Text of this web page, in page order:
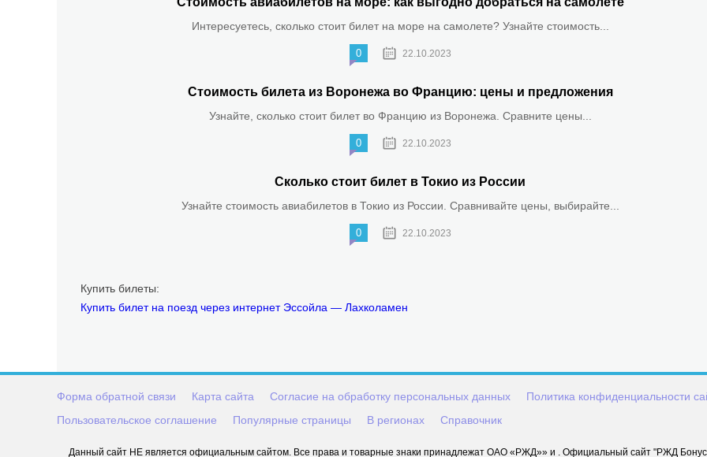
Интересуетесь, сколько стоит билет на море на самолете? Узнайте стоимость...
0 22.10.2023
Стоимость билета из Воронежа во Францию: цены и предложения
Узнайте, сколько стоит билет во Францию из Воронежа. Сравните цены...
0 22.10.2023
Сколько стоит билет в Токио из России
Узнайте стоимость авиабилетов в Токио из России. Сравнивайте цены, выбирайте...
0 22.10.2023
Купить билеты:
Купить билет на поезд через интернет Эссойла — Лахколамен
Форма обратной связи Карта сайта Согласие на обработку персональных данных
Политика конфиденциальности
Пользовательское соглашение
Популярные страницы В регионах Справочник
Данный сайт НЕ является официальным сайтом. Все права и товарные знаки принадлежат ОАО «РЖД»» и . Официальный сайт "РЖД